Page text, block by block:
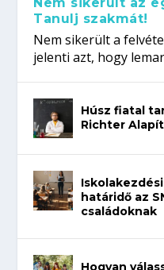
Tanulj szakmát!
Nem sikerült a
jelenti azt, hogy
Húsz fiatal
Richter
határidő az
családoknak
Hogyan